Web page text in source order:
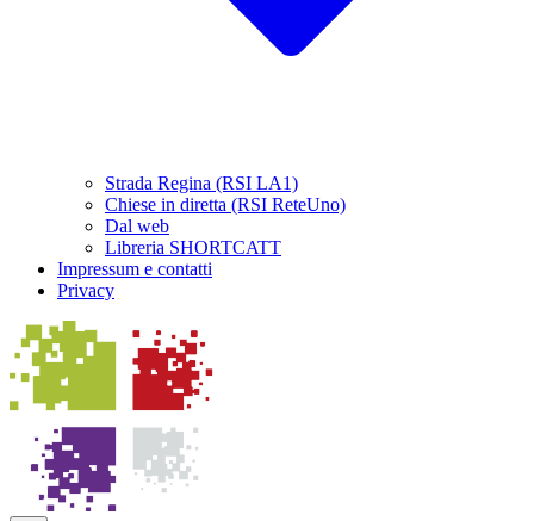
Strada Regina (RSI LA1)
Chiese in diretta (RSI ReteUno)
Dal web
Libreria SHORTCATT
Impressum e contatti
Privacy